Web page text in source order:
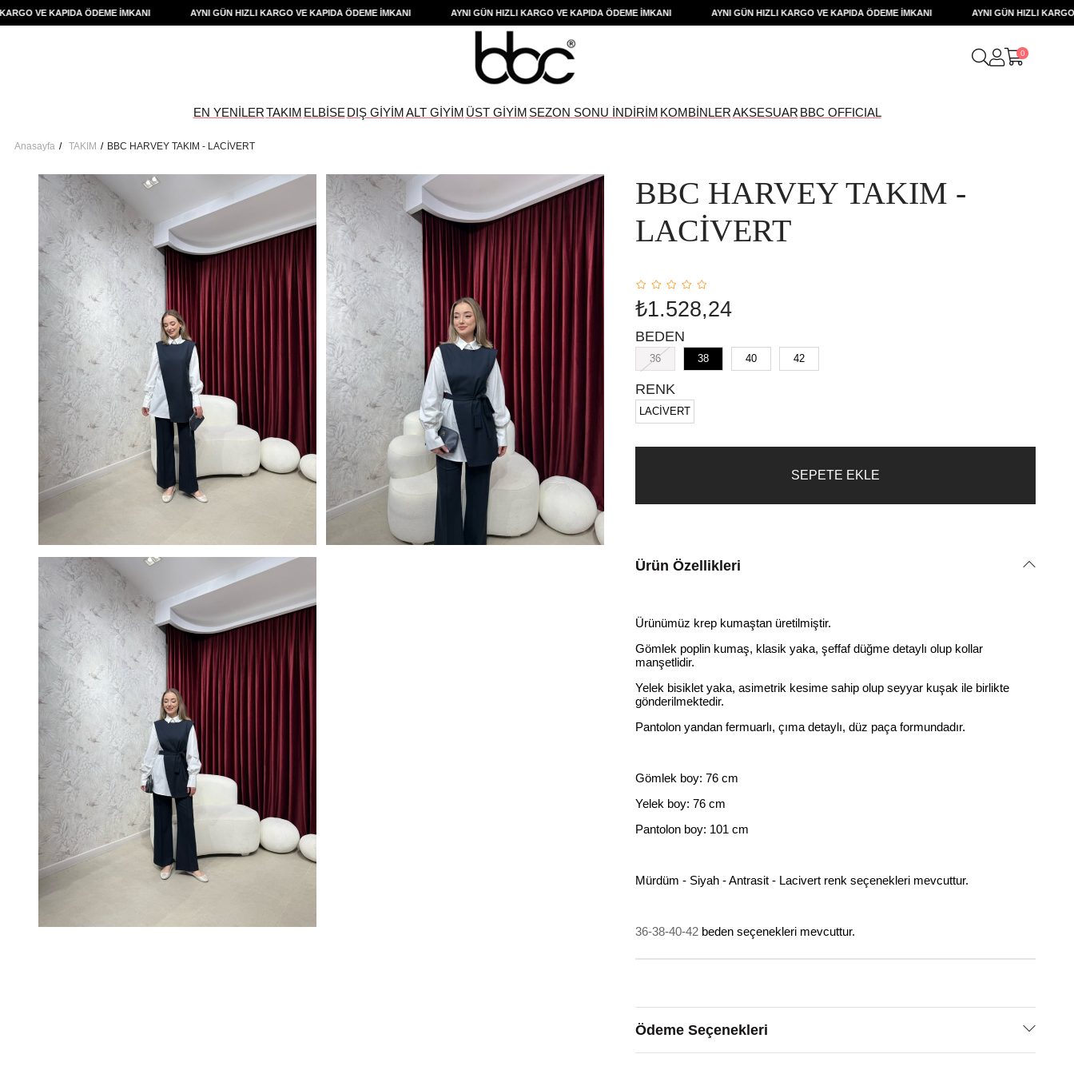
VE KAPIDA ÖDEME İMKANI AYNI GÜN HIZLI KARGO VE KAPIDA ÖDEME İMKANI AYNI GÜN HIZLI KARGO VE KAPIDA ÖDEME İMKANI AYNI GÜN HIZLI KARGO VE KAPIDA ÖDEME İMKANI AYNI GÜN HIZLI KARGO VE
0
EN YENİLERTAKIM ELBİSE DIŞ GİYİMALT GİYİM ÜST GİYİM SEZON SONU İNDİRİM KOMBİNLERAKSESUAR BBC OFFICIAL
Anasayfa TAKIM BBC HARVEY TAKIM - LACİVERT
BBC HARVEY TAKIM -
LACİVERT
₺1.528,24
BEDEN
36 38 40 42
RENK
LACİVERT
Ürün Özellikleri
Ürünümüz krep kumaştan üretilmiştir.
Gömlek poplin kumaş, klasik yaka, şeffaf düğme detaylı olup kollar
manşetlidir.
Yelek bisiklet yaka, asimetrik kesime sahip olup seyyar kuşak ile birlikte
gönderilmektedir.
Pantolon yandan fermuarlı, çıma detaylı, düz paça formundadır.
Gömlek boy: 76 cm
Yelek boy: 76 cm
Pantolon boy: 101 cm
Mürdüm - Siyah - Antrasit - Lacivert renk seçenekleri mevcuttur.
36-38-40-42 beden seçenekleri mevcuttur.
Ödeme Seçenekleri